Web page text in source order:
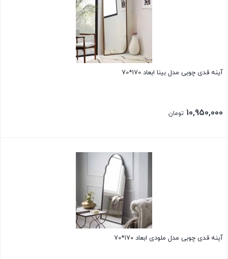
آینه قدی چوبی مدل بینا ابعاد 170*70
10,950,000 تومان
آینه قدی چوبی مدل ملودی ابعاد 170*70